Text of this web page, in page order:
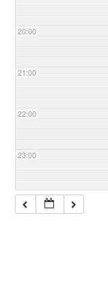
20:00
21:00
22:00
23:00